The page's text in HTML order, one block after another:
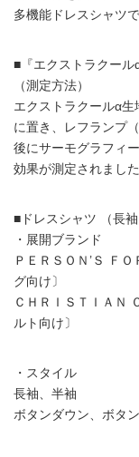
多機能ドレスシャツで
■『エクストラクー
（測定方法）
エクストラクールα
に置き、レフランプ
後にサーモグラフィ
効果が測定されました
■ドレスシャツ （長
・展開ブランド
ＰＥＲＳＯＮ’Ｓ Ｆ
グ向け〕
ＣＨＲＩＳＴＩＡＮ
ルト向け〕
・スタイル
長袖、半袖
ボタンダウン、ボタ